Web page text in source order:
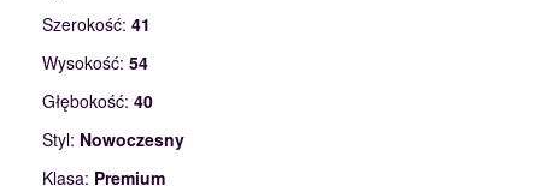
Szerokość: 41
Wysokość: 54
Głębokość: 40
Styl: Nowoczesny
Klasa: Premium